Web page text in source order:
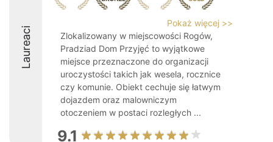
Laureaci
Pokaż więcej >>
Zlokalizowany w miejscowości Rogów,
Pradziad Dom Przyjęć to wyjątkowe
miejsce przeznaczone do organizacji
uroczystości takich jak wesela, rocznice
czy komunie. Obiekt cechuje się łatwym
dojazdem oraz malowniczym
otoczeniem w postaci rozległych ...
9.1